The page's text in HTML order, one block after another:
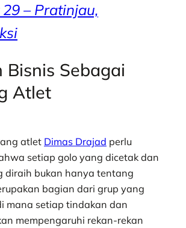
– Pratinjau,
Bisnis Sebagai
Atlet
atlet Dimas Drajad perlu
setiap golo yang dicetak dan
diraih bukan hanya tentang
bagian dari grup yang
mana setiap tindakan dan
mempengaruhi rekan-rekan